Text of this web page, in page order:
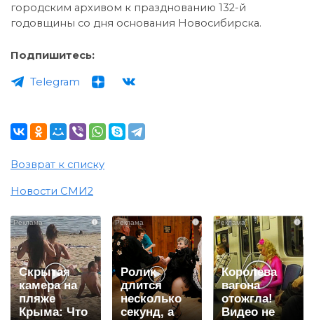
городским архивом к празднованию 132-й
годовщины со дня основания Новосибирска.
Подпишитесь:
Telegram
Возврат к списку
Новости СМИ2
i
Скрытая
камера на
пляже
Крыма: Что
i
Ролик
длится
несколько
секунд, а
i
Королева
вагона
отожгла!
Видео не